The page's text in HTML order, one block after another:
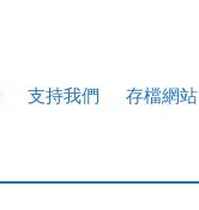
支持我們 存檔網站